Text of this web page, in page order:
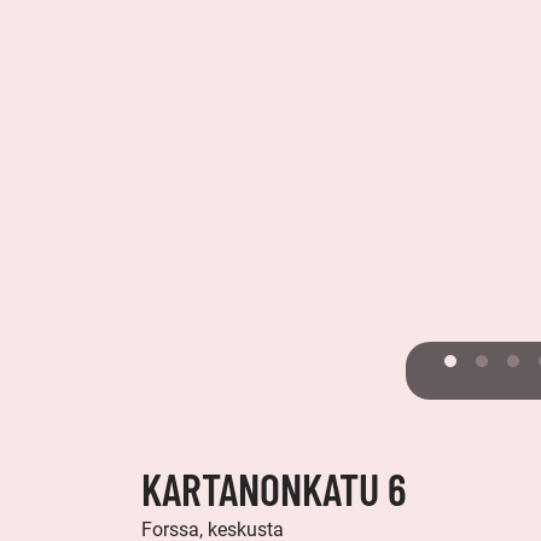
KARTANONKATU 6
Forssa, keskusta